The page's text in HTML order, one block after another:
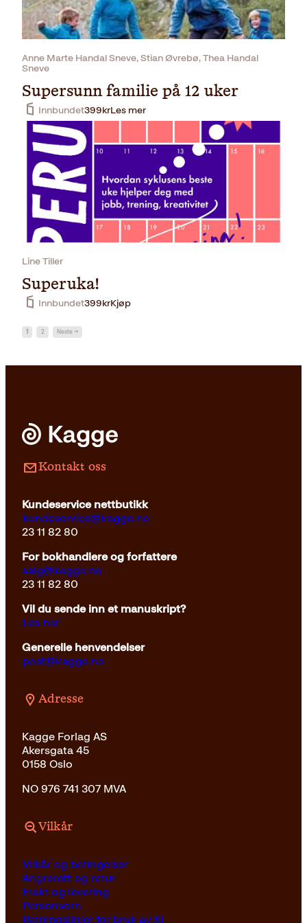
Anne Marte Handal Sneve, Stian Øvrebø, Thea Handal
Sneve
Supersunn familie på 12 uker
Innbundet399krLes mer
Line Tiller
Superuka!
Innbundet399krKjøp
1 2 Neste →
Kontakt oss
Kundeservice nettbutikk
kundeservice@kagge.no
23 11 82 80
For bokhandlere og forfattere
salg@kagge.no
23 11 82 80
Vil du sende inn et manuskript?
Les her
Generelle henvendelser
post@kagge.no
Adresse
Kagge Forlag AS
Akersgata 45
0158 Oslo
NO 976 741 307 MVA
Vilkår
Vilkår og betingelser
Angrerett og retur
Frakt og levering
Personvern
Retningslinjer for bruk av KI